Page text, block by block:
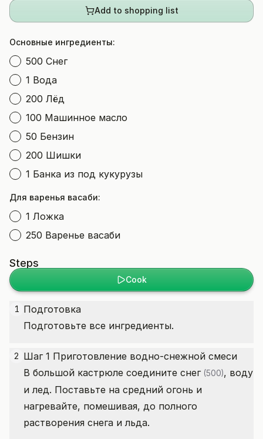
Add to shopping list
Основные ингредиенты:
500 Снег
1 Вода
200 Лёд
100 Машинное масло
50 Бензин
200 Шишки
1 Банка из под кукурузы
Для варенья васаби:
1 Ложка
250 Варенье васаби
Steps
Cook
1 Подготовка
Подготовьте все ингредиенты.
2 Шаг 1 Приготовление водно-снежной смеси
В большой кастрюле соедините снег(500), воду
и лед. Поставьте на средний огонь и
нагревайте, помешивая, до полного
растворения снега и льда.